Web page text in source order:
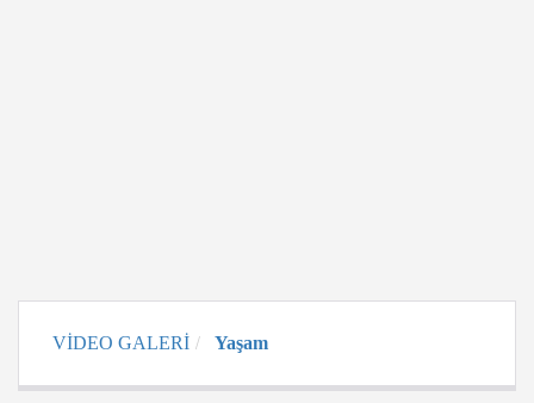
VİDEO GALERİ Yaşam